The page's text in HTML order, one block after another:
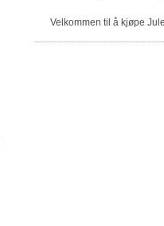
Velkommen til å kjøpe